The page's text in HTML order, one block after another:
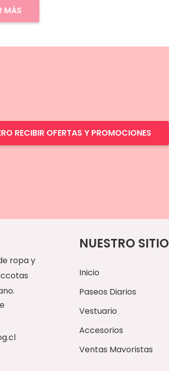
MÁS
RECIBIR OFERTAS Y PROMOCIONES
ropa y
NUESTRO SITIO
Inicio
Paseos Diarios
Vestuario
Accesorios
Ventas Mayoristas